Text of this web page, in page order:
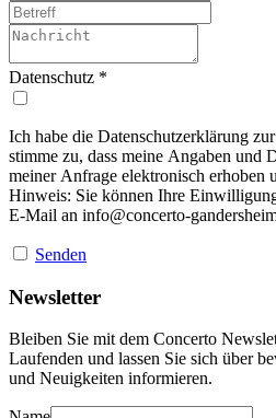
Datenschutz *
Ich habe die Datenschutzerklärung
stimme zu, dass meine Angaben und
meiner Anfrage elektronisch erhoben
Hinweis: Sie können Ihre
E-Mail an info@concerto-
Senden
Newsletter
Bleiben Sie mit dem Concerto
Laufenden und lassen Sie sich über
und Neuigkeiten informieren.